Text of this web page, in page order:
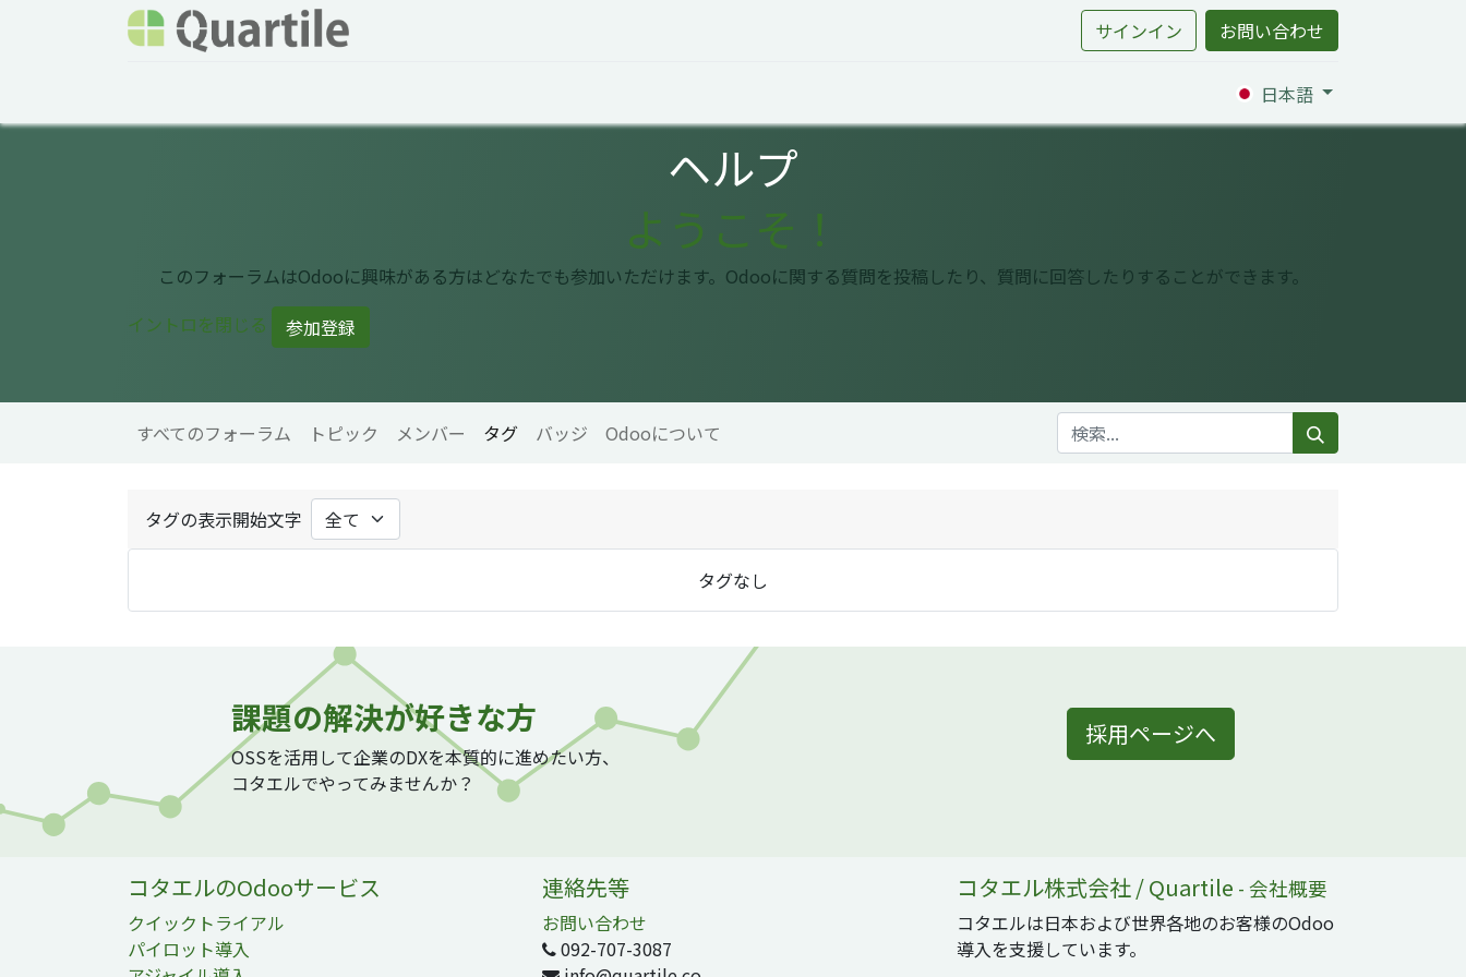
サインイン お問い合わせ
日本語
ヘルプ
ようこそ！
このフォーラムはOdooに興味がある方はどなたでも参加いただけます。Odooに関する質問を投稿したり、質問に回答したりすることができます。
イントロを閉じる
参加登録
すべてのフォーラム トピック メンバー タグ バッジ Odooについて
タグの表示開始文字
タグなし
課題の解決が好きな方
OSSを活用して企業のDXを本質的に進めたい方、
コタエルでやってみませんか？
採用ページへ
コタエルのOdooサービス
クイックトライアル
パイロット導入
連絡先等
お問い合わせ
092-707-3087
コタエル株式会社 / Quartile - 会社概要
コタエルは日本および世界各地のお客様のOdoo
導入を支援しています。